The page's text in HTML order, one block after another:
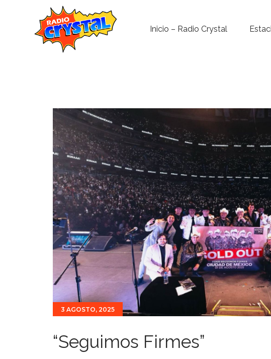
Inicio – Radio Crystal
Noticias
Para ti
3 AGOSTO, 2025
“Seguimos Firmes”